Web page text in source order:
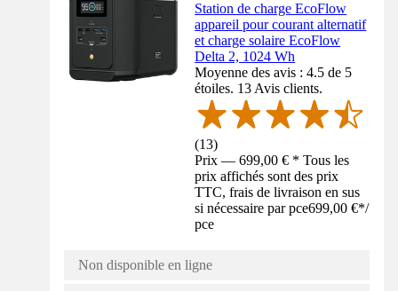
Station de charge EcoFlow
appareil pour courant alternatif
et charge solaire EcoFlow
Delta 2, 1024 Wh
Moyenne des avis : 4.5 de 5
étoiles. 13 Avis clients.
(13)
Prix — 699,00 € * Tous les
prix affichés sont des prix
TTC, frais de livraison en sus
si nécessaire par pce699,00 €*/
pce
Non disponible en ligne